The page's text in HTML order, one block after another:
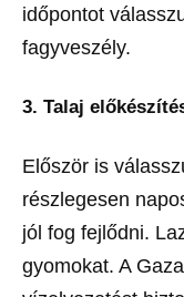
időpontot
fagyveszély.
3. Talaj
Először is
részlegesen
jól fog fejlődni.
gyomokat. A